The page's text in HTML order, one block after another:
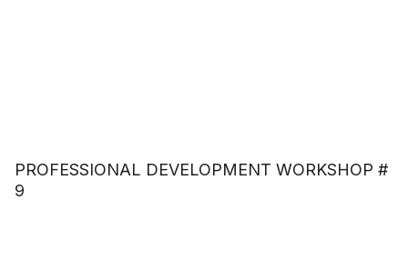
PROFESSIONAL DEVELOPMENT WORKSHOP #
9